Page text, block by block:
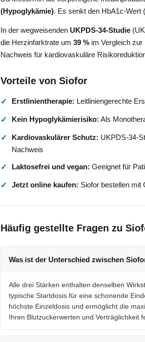
(Hypoglykämie). Es senkt den HbA1c-Wert
In der wegweisenden UKPDS-34-Studie
die Herzinfarktrate um 39 % im Vergleich
Nachweis für kardiovaskuläre
Vorteile von Siofor
✓ Erstlinientherapie: Leitliniengerechte
✓ Kein Hypoglykämierisiko: Als
✓ Kardiovaskulärer Schutz: UKPDS-34-
Nachweis
✓ Laktosefrei und vegan: Geeignet für
✓ Jetzt online kaufen: Siofor bestellen
Häufig gestellte Fragen zu
Was ist der Unterschied zwischen
Alle drei Stärken enthalten denselben
typische Startdosis für eine schonende
höchste Einzeldosis und ermöglicht die
Ihren Blutzuckerwerten und Verträglichkeit